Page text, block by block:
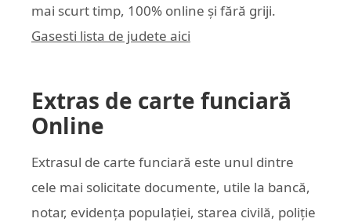
mai scurt timp, 100% online și fără griji.
Gasesti lista de judete aici
Extras de carte funciară
Online
Extrasul de carte funciară este unul dintre
cele mai solicitate documente, utile la bancă,
notar, evidența populației, starea civilă, poliție